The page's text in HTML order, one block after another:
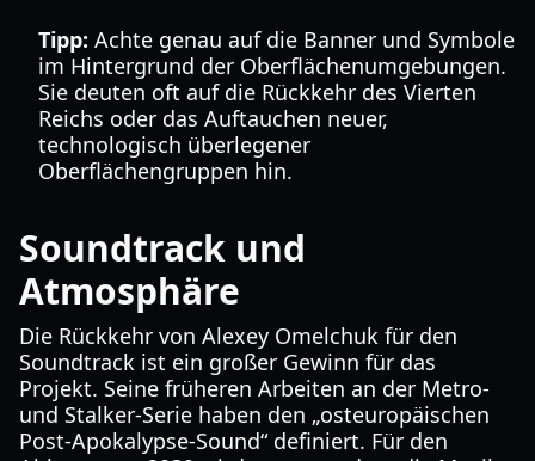
Tipp: Achte genau auf die Banner und Symbole
im Hintergrund der Oberflächenumgebungen.
Sie deuten oft auf die Rückkehr des Vierten
Reichs oder das Auftauchen neuer,
technologisch überlegener
Oberflächengruppen hin.
Soundtrack und
Atmosphäre
Die Rückkehr von Alexey Omelchuk für den
Soundtrack ist ein großer Gewinn für das
Projekt. Seine früheren Arbeiten an der Metro-
und Stalker-Serie haben den „osteuropäischen
Post-Apokalypse-Sound“ definiert. Für den